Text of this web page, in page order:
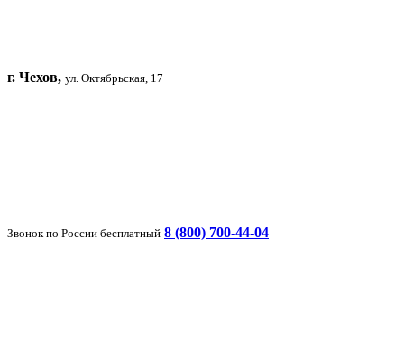
г. Чехов, ул. Октябрьская, 17
Звонок по России бесплатный 8 (800) 700-44-04